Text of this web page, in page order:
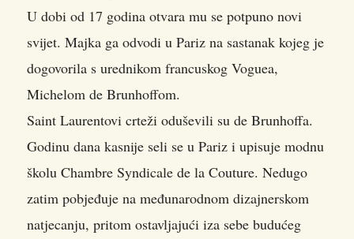
U dobi od 17 godina otvara mu se potpuno novi
svijet. Majka ga odvodi u Pariz na sastanak kojeg je
dogovorila s urednikom francuskog Voguea,
Michelom de Brunhoffom.
Saint Laurentovi crteži oduševili su de Brunhoffa.
Godinu dana kasnije seli se u Pariz i upisuje modnu
školu Chambre Syndicale de la Couture. Nedugo
zatim pobjeđuje na međunarodnom dizajnerskom
natjecanju, pritom ostavljajući iza sebe budućeg